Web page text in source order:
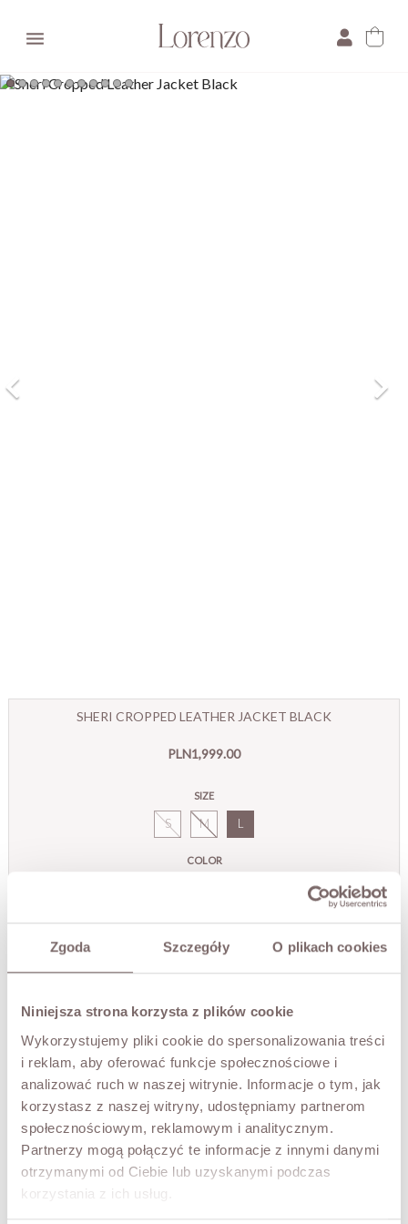
Zgoda Szczegóły O plikach cookies
Niniejsza strona korzysta z plików cookie
Wykorzystujemy pliki cookie do spersonalizowania treści
i reklam, aby oferować funkcje społecznościowe i
analizować ruch w naszej witrynie. Informacje o tym, jak
korzystasz z naszej witryny, udostępniamy partnerom
społecznościowym, reklamowym i analitycznym.
Partnerzy mogą połączyć te informacje z innymi danymi
otrzymanymi od Ciebie lub uzyskanymi podczas
korzystania z ich usług.

SHERI CROPPED LEATHER JACKET BLACK
PLN1,999.00
SIZE
S M L
COLOR
Ostatnie sztuki!
NOTIFY ME
NEW! TRY IT ON VIRTUALLY
DESCRIPTION